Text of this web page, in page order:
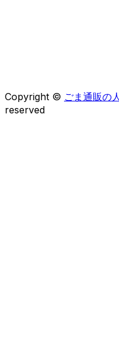
Copyright © ごま通販の
reserved